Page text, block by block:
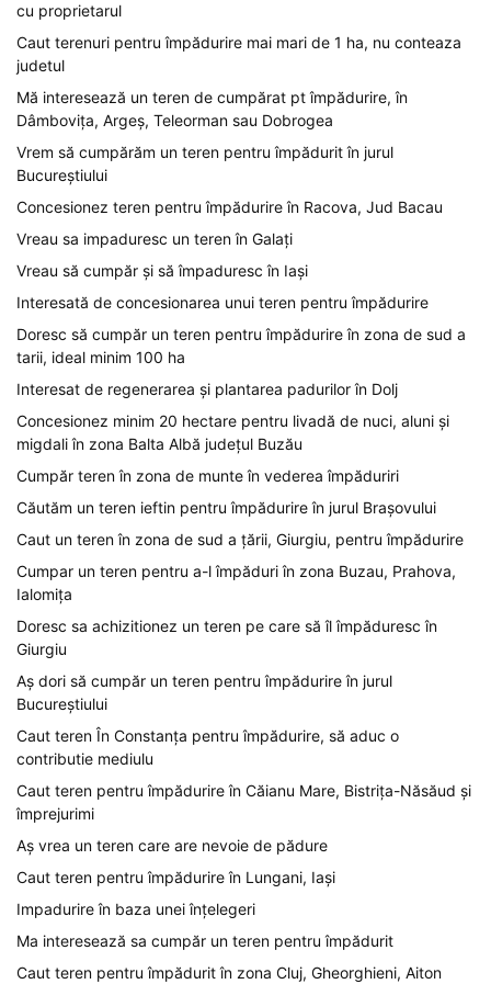
cu proprietarul
Caut terenuri pentru împădurire mai mari de 1 ha, nu conteaza
judetul
Mă interesează un teren de cumpărat pt împădurire, în
Dâmbovița, Argeș, Teleorman sau Dobrogea
Vrem să cumpărăm un teren pentru împădurit în jurul
Bucureștiului
Concesionez teren pentru împădurire în Racova, Jud Bacau
Vreau sa impaduresc un teren în Galați
Vreau să cumpăr și să împaduresc în Iași
Interesată de concesionarea unui teren pentru împădurire
Doresc să cumpăr un teren pentru împădurire în zona de sud a
tarii, ideal minim 100 ha
Interesat de regenerarea și plantarea padurilor în Dolj
Concesionez minim 20 hectare pentru livadă de nuci, aluni și
migdali în zona Balta Albă județul Buzău
Cumpăr teren în zona de munte în vederea împăduriri
Căutăm un teren ieftin pentru împădurire în jurul Brașovului
Caut un teren în zona de sud a țării, Giurgiu, pentru împădurire
Cumpar un teren pentru a-l împăduri în zona Buzau, Prahova,
Ialomița
Doresc sa achizitionez un teren pe care să îl împăduresc în
Giurgiu
Aș dori să cumpăr un teren pentru împădurire în jurul
Bucureștiului
Caut teren În Constanța pentru împădurire, să aduc o
contributie mediulu
Caut teren pentru împădurire în Căianu Mare, Bistrița-Năsăud și
împrejurimi
Aș vrea un teren care are nevoie de pădure
Caut teren pentru împădurire în Lungani, Iași
Impadurire în baza unei înțelegeri
Ma interesează sa cumpăr un teren pentru împădurit
Caut teren pentru împădurit în zona Cluj, Gheorghieni, Aiton